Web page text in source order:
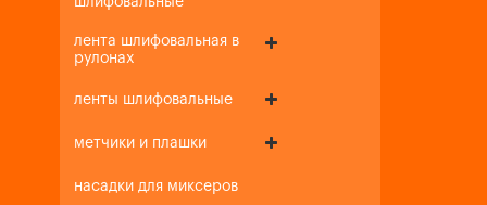
лента шлифовальная в
рулонах
ленты шлифовальные
метчики и плашки
насадки для миксеров